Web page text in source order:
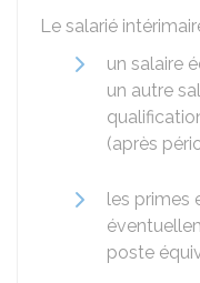
Le salarié
un salaire
un autre
(après
les primes
poste